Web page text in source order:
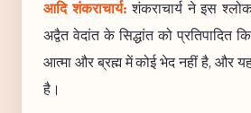
आदि शंकराचार्य: शंकराचार्य ने इस
अद्वैत वेदांत के सिद्धांत को प्रतिपादित
आत्मा और ब्रह्म में कोई भेद नहीं है, और यह
है।